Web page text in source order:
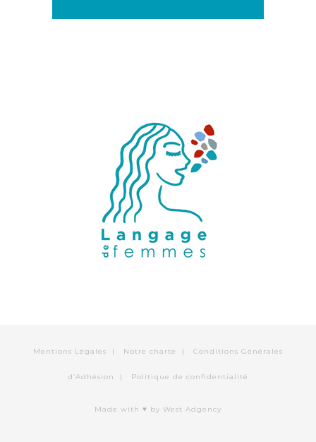
Mentions Légales | Notre charte | Conditions Générales
d’Adhésion | Politique de confidentialité
Made with ♥ by West Adgency